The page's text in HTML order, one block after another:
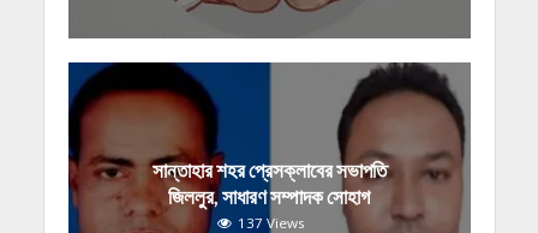
সান্তাহার শহর প্রেসক্লাবের সভাপতি
জিললুর, সাধারণ সম্পাদক সোহাগ
137 Views